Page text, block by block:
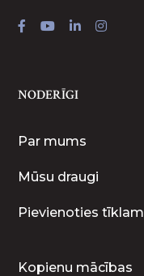
NODERĪGI
Par mums
Mūsu draugi
Pievienoties tīklam
Kopienu mācības